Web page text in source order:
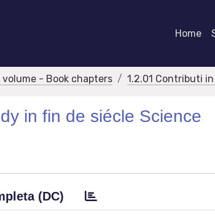
Home
- Book chapters 1.2.01 Contributi
in fin de siécle Science
(DC)